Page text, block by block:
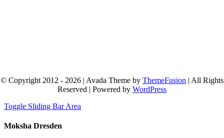
© Copyright 2012 - 2026 | Avada Theme by ThemeFusion | All Rights
Reserved | Powered by WordPress
Toggle Sliding Bar Area
Moksha Dresden